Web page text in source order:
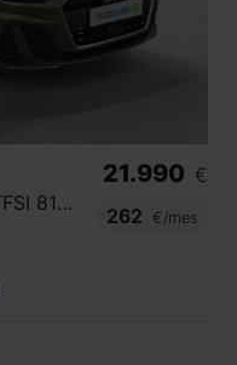
SPORTBACK ADRENALIN 30 TFSI 81KW S TRON
21.990 €
262
€/mes